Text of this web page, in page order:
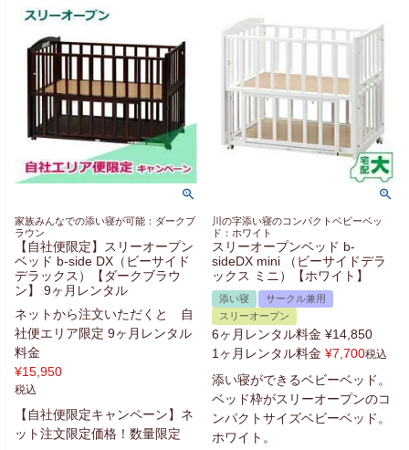
家族みんなでの添い寝が可能：ダークブ
ラウン
【自社便限定】スリーオープン
ベッド b-side DX（ビーサイド
デラックス）【ダークブラウ
ン】 9ヶ月レンタル
ネットから注文いただくと 自
社便エリア限定 9ヶ月レンタル
料金
¥15,950
税込
【自社便限定キャンペーン】ネ
ット注文限定価格！数量限定
川の字添い寝のコンパクトベビーベッ
ド：ホワイト
スリーオープンベッド b-
sideDX mini （ビーサイドデラ
ックス ミニ）【ホワイト】
添い寝
サークル兼用
スリーオープン
6ヶ月レンタル料金 ¥14,850
1ヶ月レンタル料金 ¥7,700税込
添い寝ができるベビーベッド。
ベッド枠がスリーオープンのコ
ンパクトサイズベビーベッド。
ホワイト。